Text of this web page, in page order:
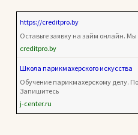
https://creditpro.by
Оставьте заявку на займ онлайн.
creditpro.by
Школа парикмахерского искусства
Обучение парикмахерскому делу.
Запишитесь
j-center.ru